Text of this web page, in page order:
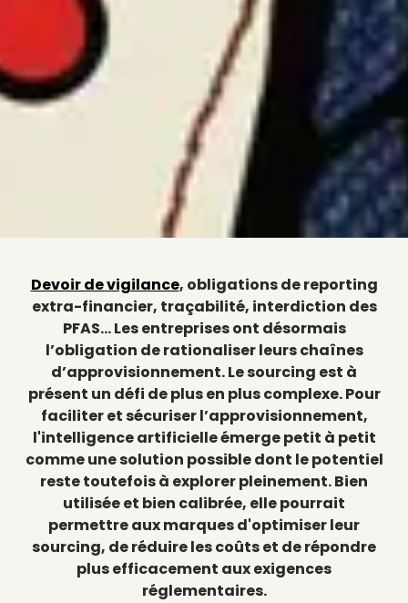
Devoir de vigilance, obligations de reporting
extra-financier, traçabilité, interdiction des
PFAS… Les entreprises ont désormais
l’obligation de rationaliser leurs chaînes
d’approvisionnement. Le sourcing est à
présent un défi de plus en plus complexe. Pour
faciliter et sécuriser l’approvisionnement,
l'intelligence artificielle émerge petit à petit
comme une solution possible dont le potentiel
reste toutefois à explorer pleinement. Bien
utilisée et bien calibrée, elle pourrait
permettre aux marques d'optimiser leur
sourcing, de réduire les coûts et de répondre
plus efficacement aux exigences
réglementaires.